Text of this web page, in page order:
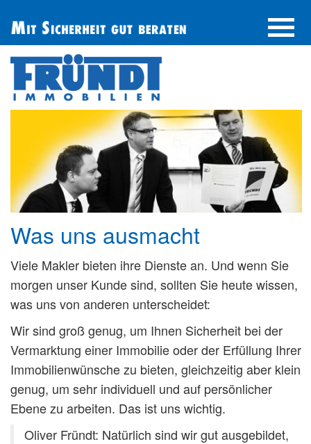
UNTERNEHMEN
IMMOBILIE FINDEN
IMMOBILIE ANBIETEN
BERATUNG
ÜBER UNS
SERVICE
Was uns ausmacht
Viele Makler bieten ihre Dienste an. Und wenn Sie
morgen unser Kunde sind, sollten Sie heute wissen,
was uns von anderen unterscheidet:
Wir sind groß genug, um Ihnen Sicherheit bei der
Vermarktung einer Immobilie oder der Erfüllung Ihrer
Immobilienwünsche zu bieten, gleichzeitig aber klein
genug, um sehr individuell und auf persönlicher
Ebene zu arbeiten. Das ist uns wichtig.
Oliver Fründt: Natürlich sind wir gut ausgebildet,